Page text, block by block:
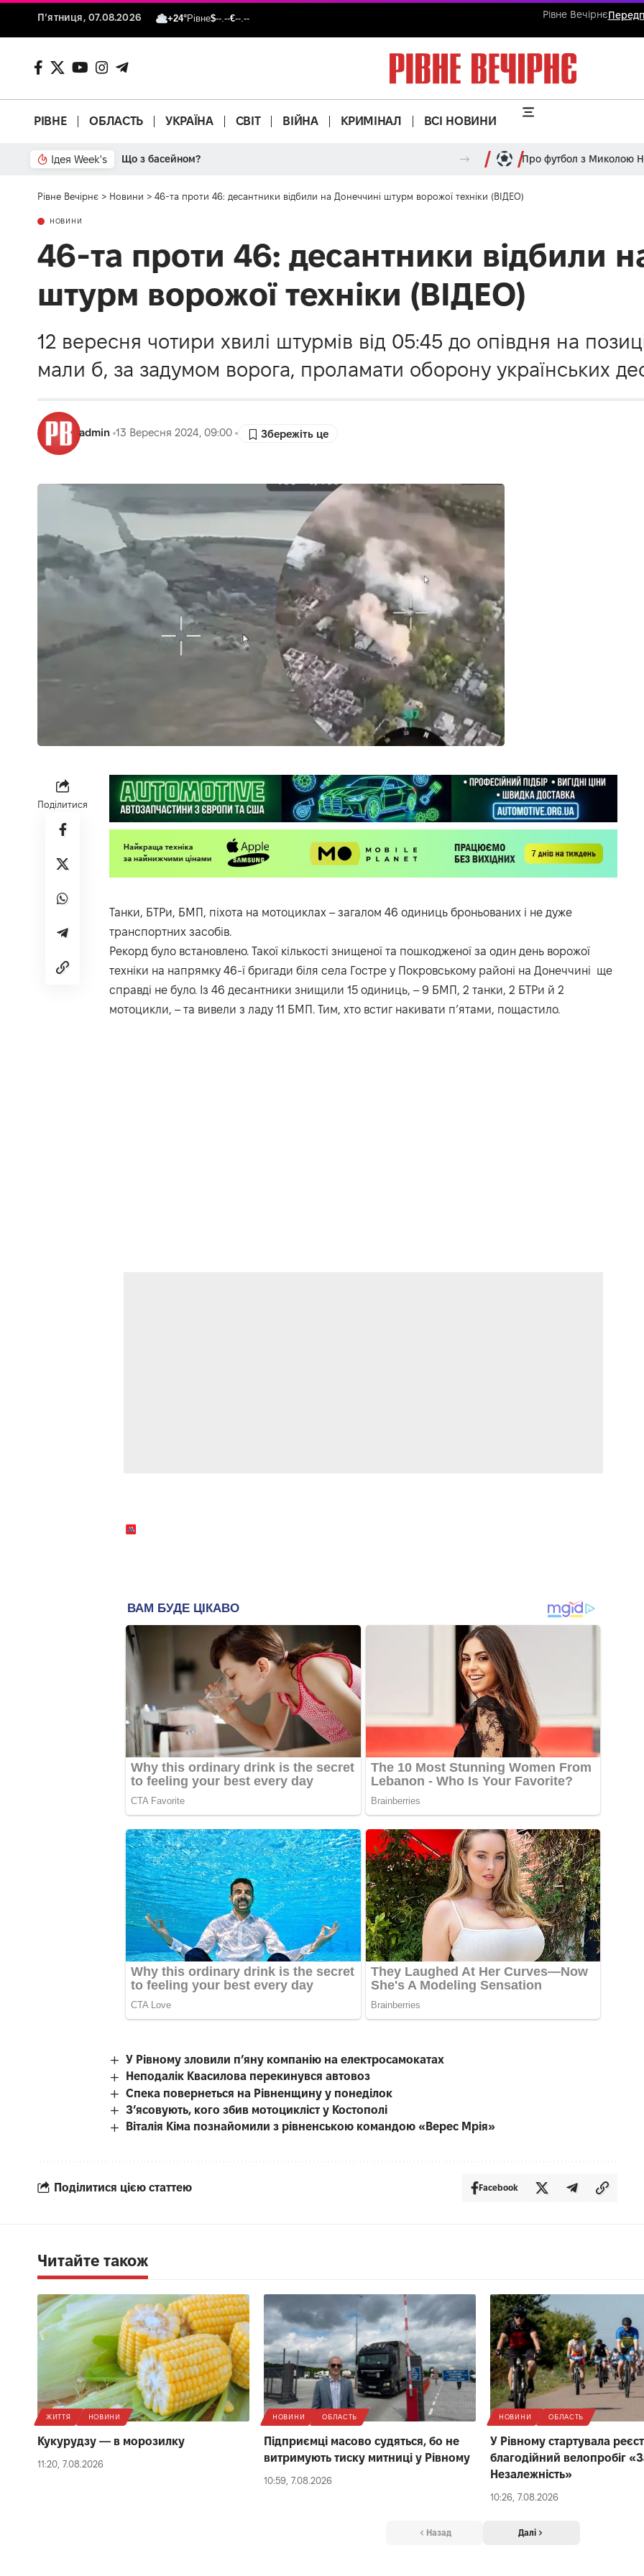
П’ятниця, 07.08.2026 +24°Рівне$--.--€--.-- Рівне Вечірнє
РІВНЕ ОБЛАСТЬ УКРАЇНА СВІТ ВІЙНА КРИМІНАЛ ВСІ НОВИНИ
Ідея Week's Що з басейном? Про футбол з Миколою
Рівне Вечірнє > Новини > 46-та проти 46: десантники відбили на Донеччині штурм ворожої техніки (ВІДЕО)
НОВИНИ
46-та проти 46: десантники відбили
штурм ворожої техніки (ВІДЕО)
12 вересня чотири хвилі штурмів від 05:45 до опівдня на
мали б, за задумом ворога, проламати оборону українських
admin 13 Вересня 2024, 09:00
Поділитися
Танки, БТРи, БМП, піхота на мотоциклах – загалом 46 одиниць броньованих і не дуже
транспортних засобів.
Рекорд було встановлено. Такої кількості знищеної та пошкодженої за один день ворожої
техніки на напрямку 46-ї бригади біля села Гостре у Покровському районі на Донеччині ще
справді не було. Із 46 десантники знищили 15 одиниць, – 9 БМП, 2 танки, 2 БТРи й 2
мотоцикли, – та вивели з ладу 11 БМП. Тим, хто встиг накивати п’ятами, пощастило.
У Рівному зловили п’яну компанію на електросамокатах
Неподалік Квасилова перекинувся автовоз
Спека повернеться на Рівненщину у понеділок
З’ясовують, кого збив мотоцикліст у Костополі
Віталія Кіма познайомили з рівненською командою «Верес Мрія»
Поділитися цією статтею Facebook
Читайте також
ЖИТТЯ НОВИНИ
Кукурудзу — в морозилку
11:20, 7.08.2026
НОВИНИ ОБЛАСТЬ
Підприємці масово судяться, бо не
витримують тиску митниці у Рівному
10:59, 7.08.2026
НОВИНИ ОБЛАСТЬ
У Рівному стартувала
благодійний велопробіг
Незалежність»
10:26, 7.08.2026
Назад Далі